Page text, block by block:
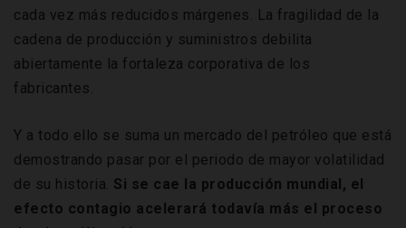
cada vez más reducidos márgenes. La fragilidad de la
cadena de producción y suministros debilita
abiertamente la fortaleza corporativa de los
fabricantes.
Y a todo ello se suma un mercado del petróleo que está
demostrando pasar por el periodo de mayor volatilidad
de su historia. Si se cae la producción mundial, el
efecto contagio acelerará todavía más el proceso